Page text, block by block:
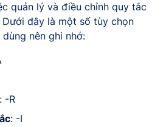
quản lý và điều chỉnh quy tắc
đây là một số tùy chọn
nên ghi nhớ:
: -R
: -I